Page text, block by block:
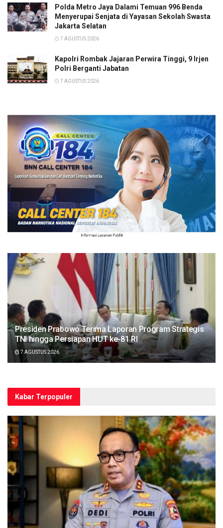
Polda Metro Jaya Dalami Temuan 996 Benda
Menyerupai Senjata di Yayasan Sekolah Swasta
Jakarta Selatan
7 AGUSTUS 2026
Kapolri Rombak Jajaran Perwira Tinggi, 9 Irjen
Polri Berganti Jabatan
7 AGUSTUS 2026
Presiden Prabowo Terima Laporan Program Strategis
TNI hingga Persiapan HUT ke-81 RI
7 AGUSTUS 2026
Kabar Terpopuler